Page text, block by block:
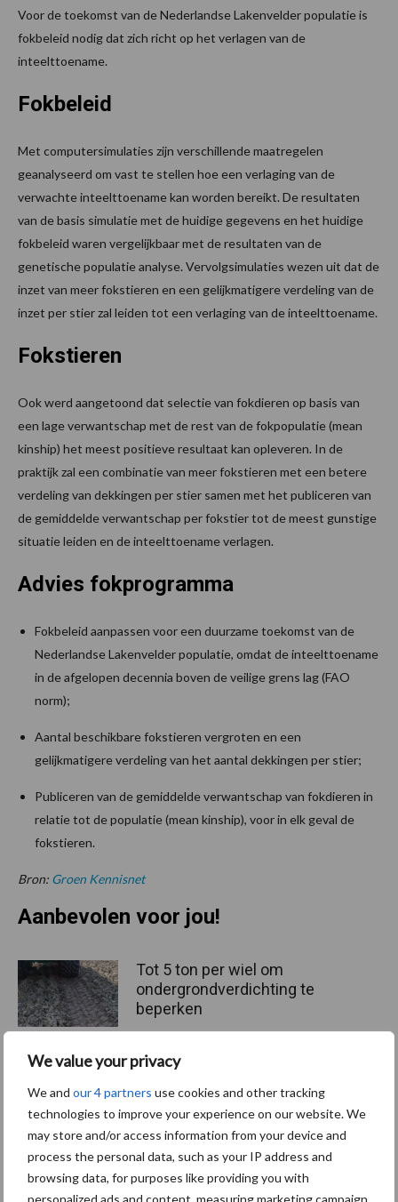
We value your privacy
We and our 4 partners use cookies and other tracking
technologies to improve your experience on our website. We
may store and/or access information from your device and
process the personal data, such as your IP address and
browsing data, for purposes like providing you with
personalized ads and content, measuring marketing campaign
Voor de toekomst van de Nederlandse Lakenvelder populatie is
fokbeleid nodig dat zich richt op het verlagen van de
inteelttoename.
Fokbeleid
Met computersimulaties zijn verschillende maatregelen
geanalyseerd om vast te stellen hoe een verlaging van de
verwachte inteelttoename kan worden bereikt. De resultaten
van de basis simulatie met de huidige gegevens en het huidige
fokbeleid waren vergelijkbaar met de resultaten van de
genetische populatie analyse. Vervolgsimulaties wezen uit dat de
inzet van meer fokstieren en een gelijkmatigere verdeling van de
inzet per stier zal leiden tot een verlaging van de inteelttoename.
Fokstieren
Ook werd aangetoond dat selectie van fokdieren op basis van
een lage verwantschap met de rest van de fokpopulatie (mean
kinship) het meest positieve resultaat kan opleveren. In de
praktijk zal een combinatie van meer fokstieren met een betere
verdeling van dekkingen per stier samen met het publiceren van
de gemiddelde verwantschap per fokstier tot de meest gunstige
situatie leiden en de inteelttoename verlagen.
Advies fokprogramma
Fokbeleid aanpassen voor een duurzame toekomst van de
Nederlandse Lakenvelder populatie, omdat de inteelttoename
in de afgelopen decennia boven de veilige grens lag (FAO
norm);
Aantal beschikbare fokstieren vergroten en een
gelijkmatigere verdeling van het aantal dekkingen per stier;
Publiceren van de gemiddelde verwantschap van fokdieren in
relatie tot de populatie (mean kinship), voor in elk geval de
fokstieren.
Bron: Groen Kennisnet
Aanbevolen voor jou!
Tot 5 ton per wiel om
ondergrondverdichting te
beperken
Jaarverslag 2025 Royal A-
ware: omzet groeit,
nettoresultaat daalt